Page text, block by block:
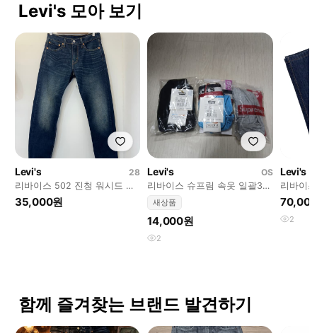
Levi's 모아 보기
Levi's
28
리바이스 502 진청 워시드 스
판 데님
35,000원
Levi's
OS
리바이스 슈프림 속옷 일괄3벌
여성100
새상품
14,000원
2
Levi's
리바이
34
2
함께 즐겨찾는 브랜드 발견하기